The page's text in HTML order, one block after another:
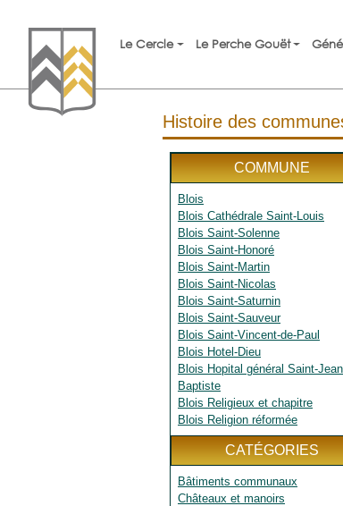
Le Cercle Le Perche Gouët
Histoire des
COMMUNE
Blois
Blois Cathédrale Saint-Louis
Blois Saint-Solenne
Blois Saint-Honoré
Blois Saint-Martin
Blois Saint-Nicolas
Blois Saint-Saturnin
Blois Saint-Sauveur
Blois Saint-Vincent-de-Paul
Blois Hotel-Dieu
Blois Hopital général Saint-
Baptiste
Blois Religieux et chapitre
Blois Religion réformée
CATÉGORIES
Bâtiments communaux
Châteaux et manoirs